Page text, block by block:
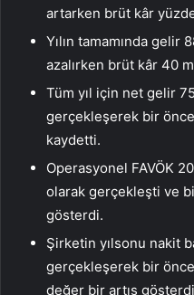
artarken brüt kâr
Yılın tamamında gelir
azalırken brüt kâr 40
Tüm yıl için net gelir
gerçekleşerek bir
kaydetti.
Operasyonel FAVÖK
olarak gerçekleşti ve
gösterdi.
Şirketin yılsonu nakit
gerçekleşerek bir
değer bir artış